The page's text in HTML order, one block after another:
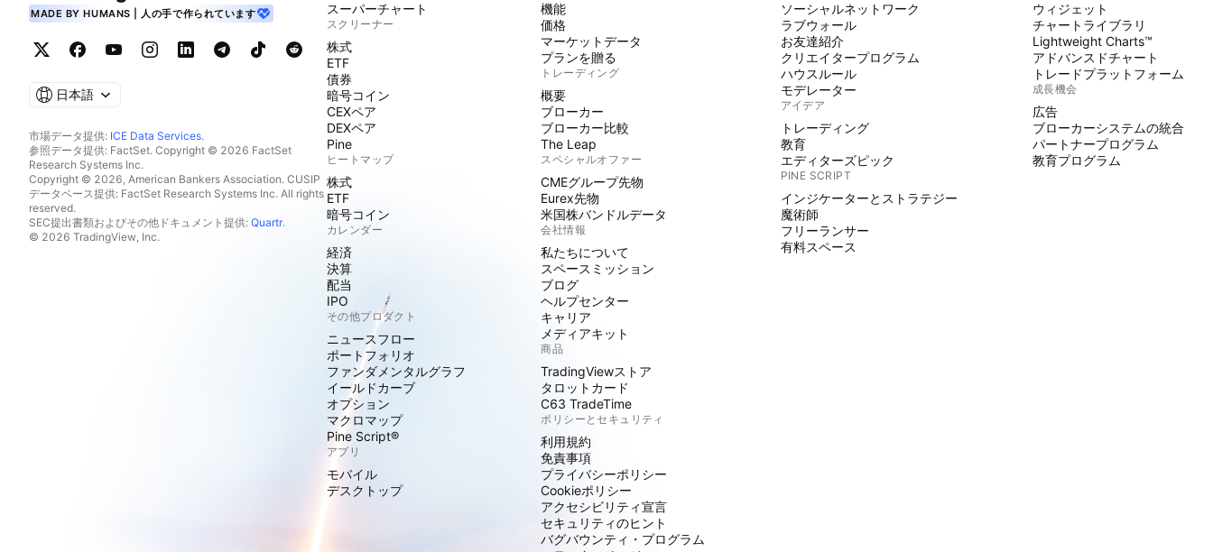
MADE BY HUMANS | 人の手で作られています
日本語
市場データ提供: ICE Data Services.
参照データ提供: FactSet. Copyright © 2026 FactSet
Research Systems Inc.
Copyright © 2026, American Bankers Association. CUSIP
データベース提供: FactSet Research Systems Inc. All rights
reserved.
SEC提出書類およびその他ドキュメント提供: Quartr.
© 2026 TradingView, Inc.
スーパーチャート
スクリーナー
株式
ETF
債券
暗号コイン
CEXペア
DEXペア
Pine
ヒートマップ
株式
ETF
暗号コイン
カレンダー
経済
決算
配当
IPO
その他プロダクト
ニュースフロー
ポートフォリオ
ファンダメンタルグラフ
イールドカーブ
オプション
マクロマップ
Pine Script®
アプリ
モバイル
デスクトップ
機能
価格
マーケットデータ
プランを贈る
トレーディング
概要
ブローカー
ブローカー比較
The Leap
スペシャルオファー
CMEグループ先物
Eurex先物
米国株バンドルデータ
会社情報
私たちについて
スペースミッション
ブログ
ヘルプセンター
キャリア
メディアキット
商品
TradingViewストア
タロットカード
C63 TradeTime
ポリシーとセキュリティ
利用規約
免責事項
プライバシーポリシー
Cookieポリシー
アクセシビリティ宣言
セキュリティのヒント
バグバウンティ・プログラム
ソーシャルネットワーク
ラブウォール
お友達紹介
クリエイタープログラム
ハウスルール
モデレーター
アイデア
トレーディング
教育
エディターズピック
PINE SCRIPT
インジケーターとストラテジー
魔術師
フリーランサー
有料スペース
ウィジェット
チャートライブラリ
Lightweight Charts™
アドバンスドチャート
トレードプラットフォーム
成長機会
広告
ブローカーシステムの統合
パートナープログラム
教育プログラム